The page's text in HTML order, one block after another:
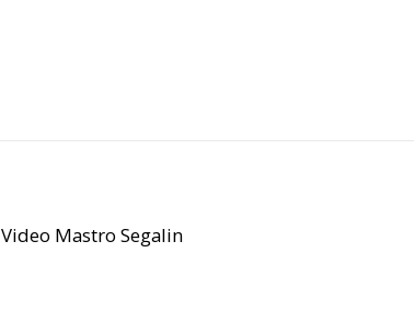
Video Mastro Segalin